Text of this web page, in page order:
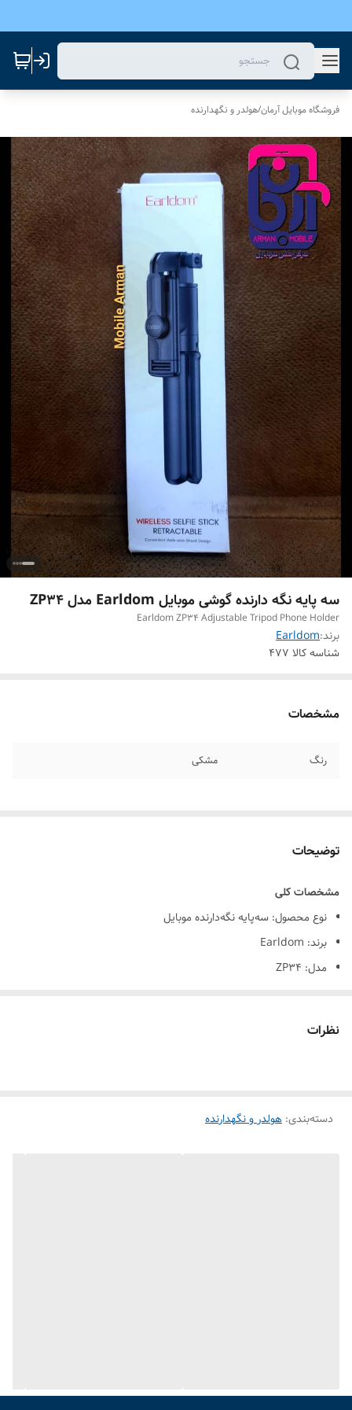
فروشگاه موبایل آرمان/هولدر و نگهدارنده
سه پایه نگه دارنده گوشی موبایل Earldom مدل ZP34
Earldom ZP34 Adjustable Tripod Phone Holder
برند:Earldom
شناسه کالا 477
مشخصات
رنگ مشکی
توضیحات
مشخصات کلی
نوع محصول: سه‌پایه نگه‌دارنده موبایل
برند: Earldom
مدل: ZP34
ارتفاع: قابل تنظیم (معمولاً بین 15 تا 25 سانتی‌متر)
نظرات
دسته‌بندی: هولدر و نگهدارنده